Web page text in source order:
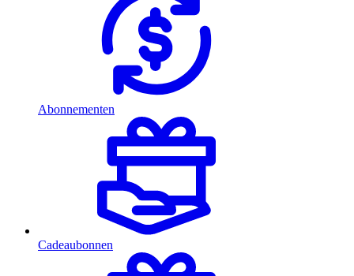
Abonnementen
Cadeaubonnen